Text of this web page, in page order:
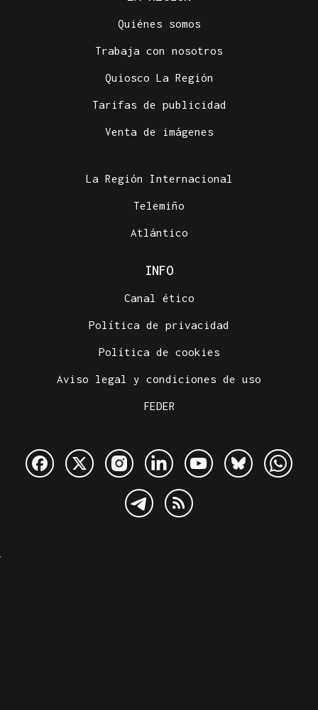
Quiénes somos
Trabaja con nosotros
Quiosco La Región
Tarifas de publicidad
Venta de imágenes
La Región Internacional
Telemiño
Atlántico
INFO
Canal ético
Política de privacidad
Política de cookies
Aviso legal y condiciones de uso
FEDER